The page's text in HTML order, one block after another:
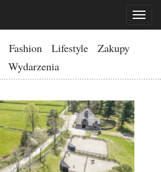
Toggle
Fashion Lifestyle
Zakupy
Wydarzenia